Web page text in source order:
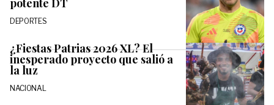
potente DT
DEPORTES
¿Fiestas Patrias 2026 XL? El
inesperado proyecto que salió a
la luz
NACIONAL